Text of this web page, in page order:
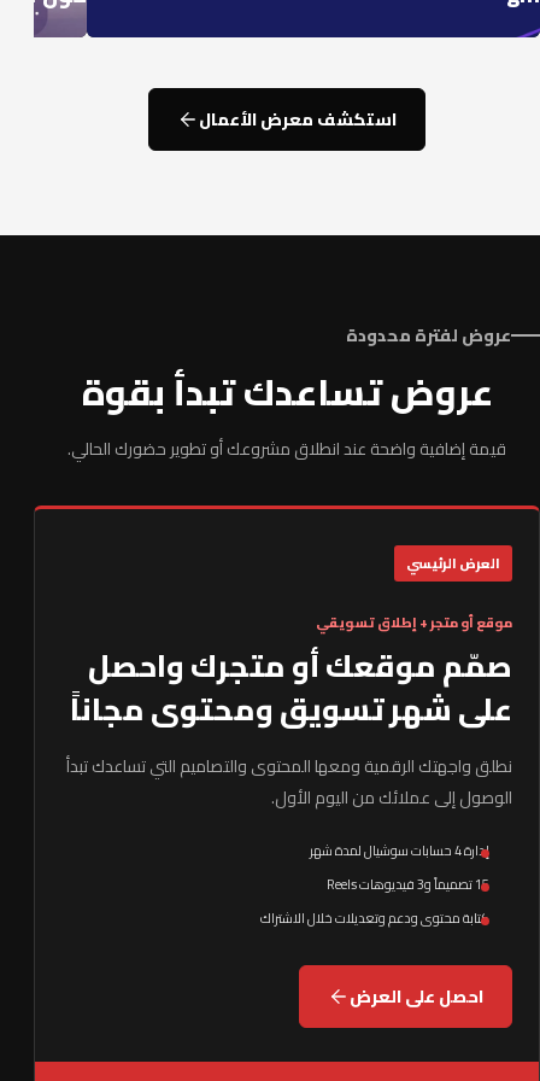
استكشف معرض الأعمال
عروض لفترة محدودة
عروض تساعدك تبدأ بقوة
قيمة إضافية واضحة عند انطلاق مشروعك أو تطوير حضورك الحالي.
العرض الرئيسي
موقع أو متجر + إطلاق تسويقي
صمّم موقعك أو متجرك واحصل
على شهر تسويق ومحتوى مجاناً
نطلق واجهتك الرقمية ومعها المحتوى والتصاميم التي تساعدك تبدأ
الوصول إلى عملائك من اليوم الأول.
إدارة 4 حسابات سوشيال لمدة شهر
15 تصميماً و3 فيديوهات Reels
كتابة محتوى ودعم وتعديلات خلال الاشتراك
احصل على العرض